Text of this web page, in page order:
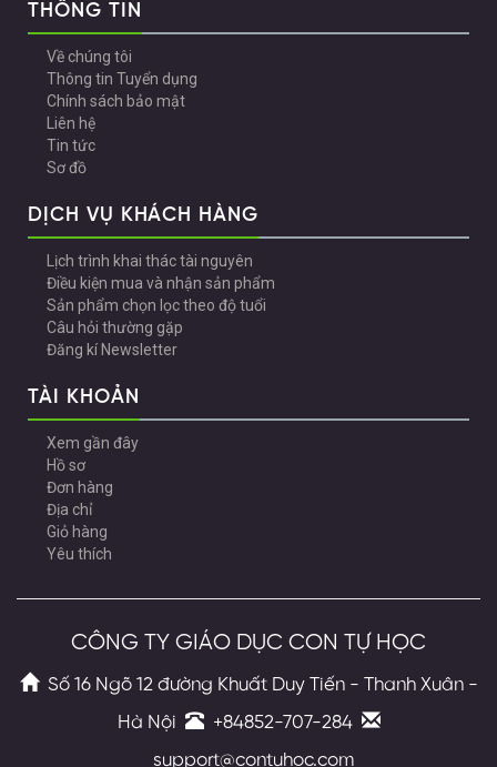
THÔNG TIN
Về chúng tôi
Thông tin Tuyển dụng
Chính sách bảo mật
Liên hệ
Tin tức
Sơ đồ
DỊCH VỤ KHÁCH HÀNG
Lịch trình khai thác tài nguyên
Điều kiện mua và nhận sản phẩm
Sản phẩm chọn lọc theo độ tuổi
Câu hỏi thường gặp
Đăng kí Newsletter
TÀI KHOẢN
Xem gần đây
Hồ sơ
Đơn hàng
Địa chỉ
Giỏ hàng
Yêu thích
CÔNG TY GIÁO DỤC CON TỰ HỌC
Số 16 Ngõ 12 đường Khuất Duy Tiến - Thanh Xuân -
Hà Nội
+84852-707-284
support@contuhoc.com